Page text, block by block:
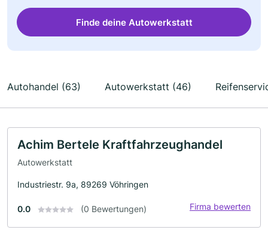
Finde deine Autowerkstatt
Autohandel (63) Autowerkstatt (46)
Achim Bertele Kraftfahrzeughandel
Autowerkstatt
Industriestr. 9a, 89269 Vöhringen
0.0 (0 Bewertungen) Firma bewerten